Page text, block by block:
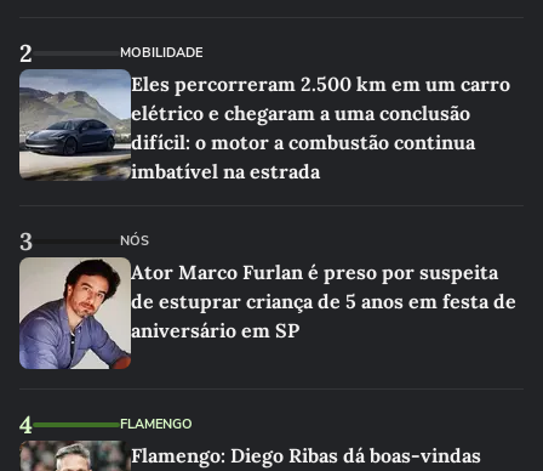
2 MOBILIDADE
Eles percorreram 2.500 km em um carro
elétrico e chegaram a uma conclusão
difícil: o motor a combustão continua
imbatível na estrada
3 NÓS
Ator Marco Furlan é preso por suspeita
de estuprar criança de 5 anos em festa de
aniversário em SP
4 FLAMENGO
Flamengo: Diego Ribas dá boas-vindas